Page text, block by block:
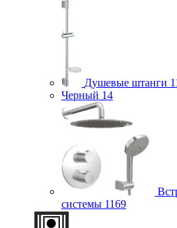
Душевые штанги
Черный 14
системы 1169